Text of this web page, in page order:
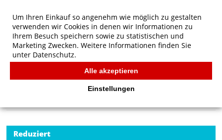
Tee Jays Ladies' Fashion Full Zip Hood
Reduziert
Um Ihren Einkauf so angenehm wie möglich zu gestalten
verwenden wir Cookies in denen wir Informationen zu
Ihrem Besuch speichern sowie zu statistischen und
Marketing Zwecken. Weitere Informationen finden Sie
unter Datenschutz.
Alle akzeptieren
Einstellungen